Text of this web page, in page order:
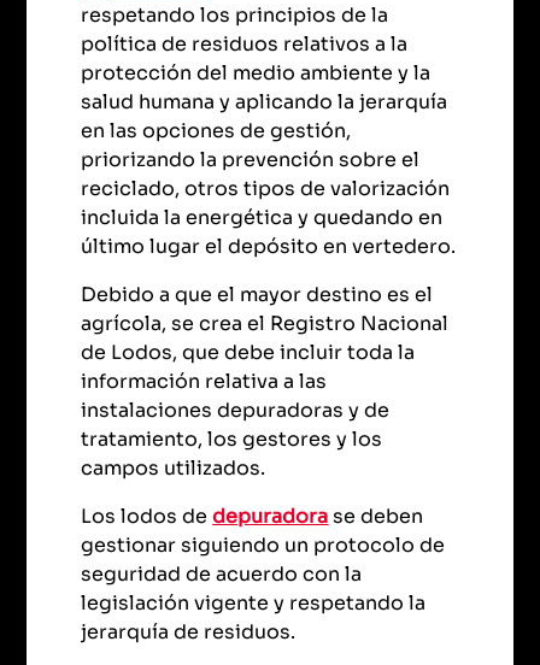
respetando los principios de la
política de residuos relativos a la
protección del medio ambiente y la
salud humana y aplicando la jerarquía
en las opciones de gestión,
priorizando la prevención sobre el
reciclado, otros tipos de valorización
incluida la energética y quedando en
último lugar el depósito en vertedero.
Debido a que el mayor destino es el
agrícola, se crea el Registro Nacional
de Lodos, que debe incluir toda la
información relativa a las
instalaciones depuradoras y de
tratamiento, los gestores y los
campos utilizados.
Los lodos dedepuradorase deben
gestionar siguiendo un protocolo de
seguridad de acuerdo con la
legislación vigente y respetando la
jerarquía de residuos.